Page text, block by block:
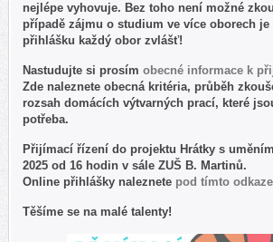
nejlépe vyhovuje. Bez toho není možné
případě zájmu o studium ve více oborech
přihlášku každý obor zvlášť!
Nastudujte si prosím obecné informace k
Zde naleznete obecná kritéria, průběh
rozsah domácích výtvarných prací, které
potřeba.
Přijímací řízení do projektu Hrátky s
2025 od 16 hodin v sále ZUŠ B. Martinů.
Online přihlášky naleznete pod tímto
Těšíme se na malé talenty!